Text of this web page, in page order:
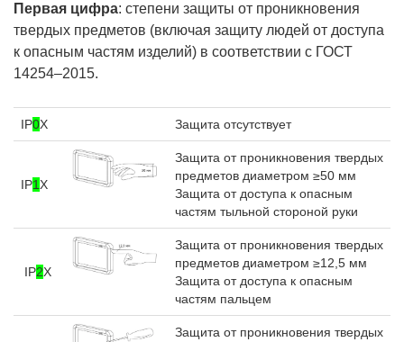
Первая цифра: степени защиты от проникновения
твердых предметов (включая защиту людей от доступа
к опасным частям изделий) в соответствии с ГОСТ
14254–2015.
IP0X Защита отсутствует
IP1X
Защита от проникновения твердых
предметов диаметром ≥50 мм
Защита от доступа к опасным
частям тыльной стороной руки
IP2X
Защита от проникновения твердых
предметов диаметром ≥12,5 мм
Защита от доступа к опасным
частям пальцем
Защита от проникновения твердых